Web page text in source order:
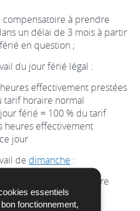
essentiels
fonctionnement,
compensatoire à prendre
un délai de 3 mois à partir
en question ;
du jour férié légal :
effectivement prestées
tarif horaire normal
férié = 100 % du tarif
heures effectivement
jour
de dimanche :
de 70% du tarif horaire
le dimanche.